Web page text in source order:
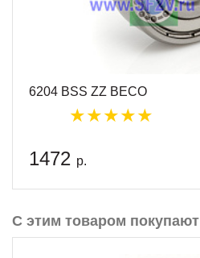
6204 BSS ZZ BECO
1472 р.
С этим товаром покупают